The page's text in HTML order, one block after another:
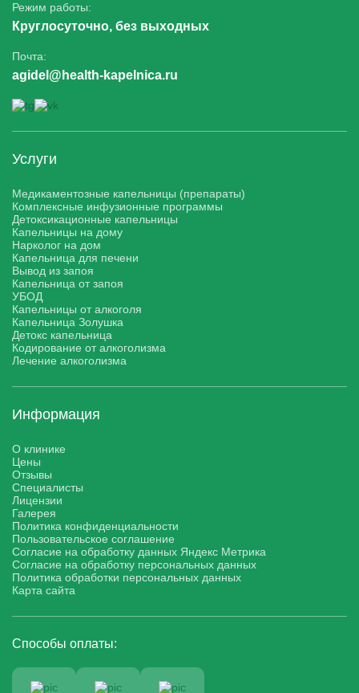
Услуги
Медикаментозные капельницы (препараты)
Комплексные инфузионные программы
Детоксикационные капельницы
Капельницы на дому
Нарколог на дом
Капельница для печени
Вывод из запоя
Капельница от запоя
УБОД
Капельницы от алкоголя
Капельница Золушка
Детокс капельница
Кодирование от алкоголизма
Лечение алкоголизма
Информация
О клинике
Цены
Отзывы
Специалисты
Лицензии
Галерея
Политика конфиденциальности
Пользовательское соглашение
Согласие на обработку данных Яндекс Метрика
Согласие на обработку персональных данных
Политика обработки персональных данных
Карта сайта
Режим работы:
Круглосуточно, без выходных
Почта:
agidel@health-kapelnica.ru
Способы оплаты: